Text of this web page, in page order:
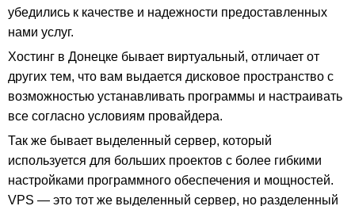
убедились к качестве и надежности предоставленных
нами услуг.
Хостинг в Донецке бывает виртуальный, отличает от
других тем, что вам выдается дисковое пространство с
возможностью устанавливать программы и настраивать
все согласно условиям провайдера.
Так же бывает выделенный сервер, который
используется для больших проектов с более гибкими
настройками программного обеспечения и мощностей.
VPS — это тот же выделенный сервер, но разделенный